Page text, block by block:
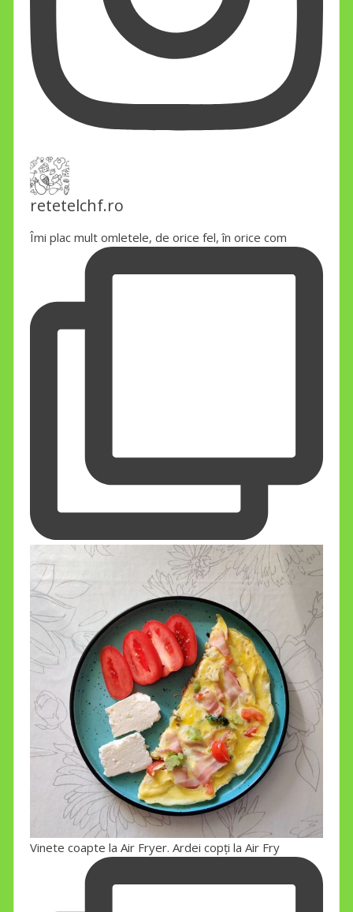
retetelchf.ro
Îmi plac mult omletele, de orice fel, în orice com
Vinete coapte la Air Fryer. Ardei copți la Air Fry